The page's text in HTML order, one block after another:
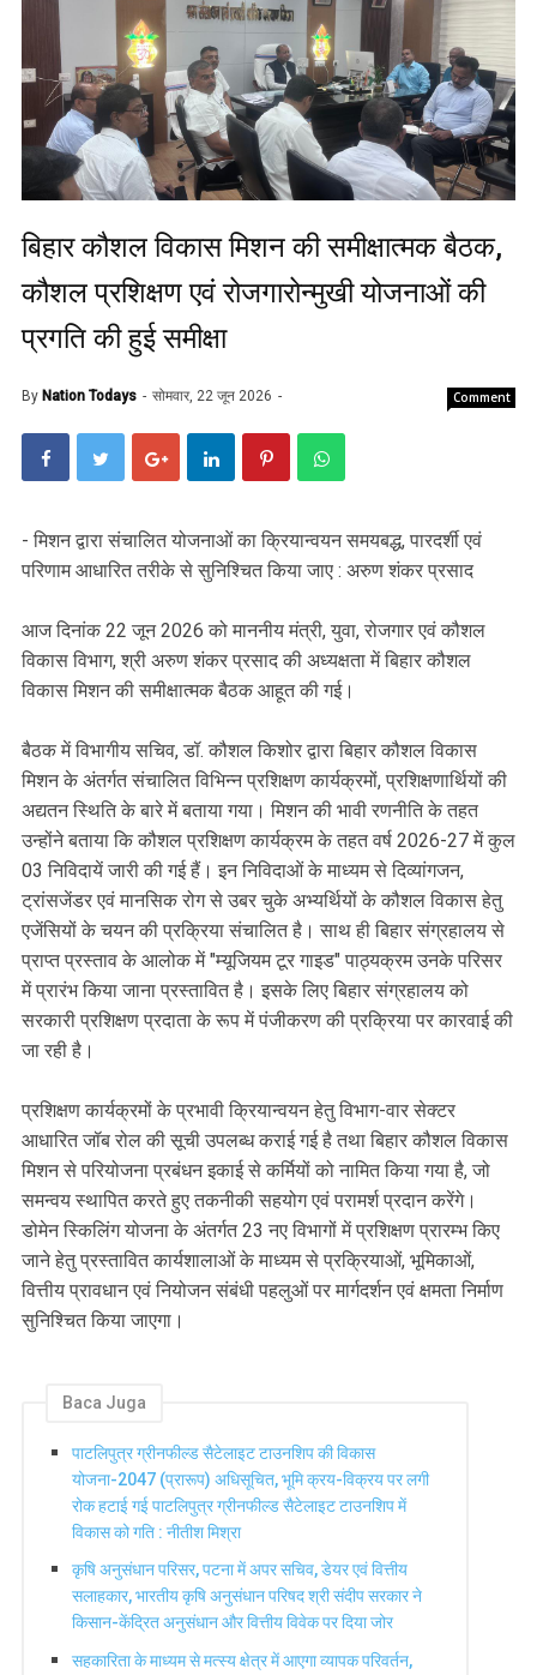
बिहार कौशल विकास मिशन की समीक्षात्मक बैठक,
कौशल प्रशिक्षण एवं रोजगारोन्मुखी योजनाओं की
प्रगति की हुई समीक्षा
By Nation Todays सोमवार, 22 जून 2026 Comment
- मिशन द्वारा संचालित योजनाओं का क्रियान्वयन समयबद्ध, पारदर्शी एवं
परिणाम आधारित तरीके से सुनिश्चित किया जाए : अरुण शंकर प्रसाद
आज दिनांक 22 जून 2026 को माननीय मंत्री, युवा, रोजगार एवं कौशल
विकास विभाग, श्री अरुण शंकर प्रसाद की अध्यक्षता में बिहार कौशल
विकास मिशन की समीक्षात्मक बैठक आहूत की गई।
बैठक में विभागीय सचिव, डॉ. कौशल किशोर द्वारा बिहार कौशल विकास
मिशन के अंतर्गत संचालित विभिन्न प्रशिक्षण कार्यक्रमों, प्रशिक्षणार्थियों की
अद्यतन स्थिति के बारे में बताया गया। मिशन की भावी रणनीति के तहत
उन्होंने बताया कि कौशल प्रशिक्षण कार्यक्रम के तहत वर्ष 2026-27 में कुल
03 निविदायें जारी की गई हैं। इन निविदाओं के माध्यम से दिव्यांगजन,
ट्रांसजेंडर एवं मानसिक रोग से उबर चुके अभ्यर्थियों के कौशल विकास हेतु
एजेंसियों के चयन की प्रक्रिया संचालित है। साथ ही बिहार संग्रहालय से
प्राप्त प्रस्ताव के आलोक में "म्यूजियम टूर गाइड" पाठ्यक्रम उनके परिसर
में प्रारंभ किया जाना प्रस्तावित है। इसके लिए बिहार संग्रहालय को
सरकारी प्रशिक्षण प्रदाता के रूप में पंजीकरण की प्रक्रिया पर कारवाई की
जा रही है।
प्रशिक्षण कार्यक्रमों के प्रभावी क्रियान्वयन हेतु विभाग-वार सेक्टर
आधारित जॉब रोल की सूची उपलब्ध कराई गई है तथा बिहार कौशल विकास
मिशन से परियोजना प्रबंधन इकाई से कर्मियों को नामित किया गया है, जो
समन्वय स्थापित करते हुए तकनीकी सहयोग एवं परामर्श प्रदान करेंगे।
डोमेन स्किलिंग योजना के अंतर्गत 23 नए विभागों में प्रशिक्षण प्रारम्भ किए
जाने हेतु प्रस्तावित कार्यशालाओं के माध्यम से प्रक्रियाओं, भूमिकाओं,
वित्तीय प्रावधान एवं नियोजन संबंधी पहलुओं पर मार्गदर्शन एवं क्षमता निर्माण
सुनिश्चित किया जाएगा।
Baca Juga
पाटलिपुत्र ग्रीनफील्ड सैटेलाइट टाउनशिप की विकास
योजना-2047 (प्रारूप) अधिसूचित, भूमि क्रय-विक्रय पर लगी
रोक हटाई गई पाटलिपुत्र ग्रीनफील्ड सैटेलाइट टाउनशिप में
विकास को गति : नीतीश मिश्रा
कृषि अनुसंधान परिसर, पटना में अपर सचिव, डेयर एवं वित्तीय
सलाहकार, भारतीय कृषि अनुसंधान परिषद श्री संदीप सरकार ने
किसान-केंद्रित अनुसंधान और वित्तीय विवेक पर दिया जोर
सहकारिता के माध्यम से मत्स्य क्षेत्र में आएगा व्यापक परिवर्तन,